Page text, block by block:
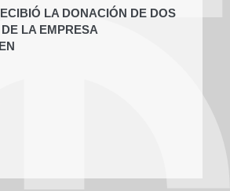
LA DONACIÓN DE DOS
LA EMPRESA